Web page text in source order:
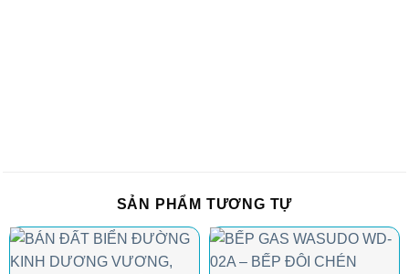
SẢN PHẨM TƯƠNG TỰ